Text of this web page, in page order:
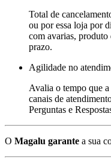
Total de
ou por essa loja por
com avarias,
prazo.
Agilidade no
Avalia o tempo que
canais de
Perguntas e
O Magalu garante a sua